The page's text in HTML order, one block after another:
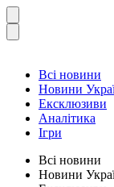
Всі новини
Новини
Ексклюзиви
Аналітика
Ігри
Всі новини
Новини